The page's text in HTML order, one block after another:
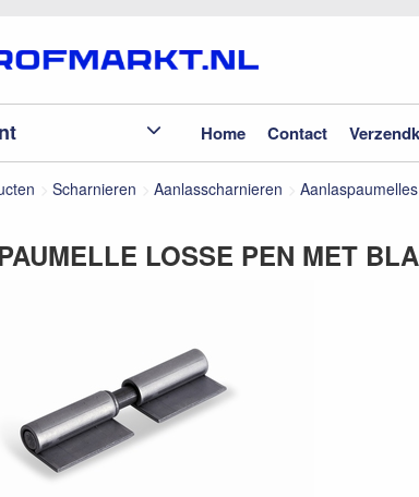
Home Contact
Scharnieren Aanlasscharnieren
LOSSE PEN MET